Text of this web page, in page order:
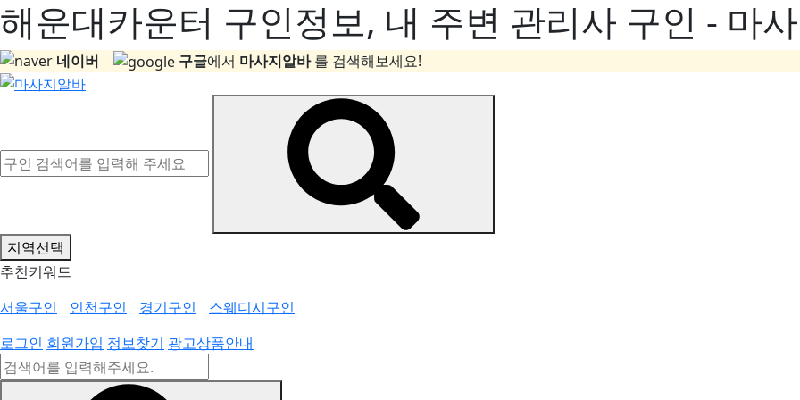
해운대카운터 구인정보, 내 주변 관리사 구인 - 마
네이버 구글에서 마사지알바를 검색해보세요!
지역선택
추천키워드
서울구인
인천구인 경기구인
스웨디시구인
로그인 회원가입 정보찾기 광고상품안내